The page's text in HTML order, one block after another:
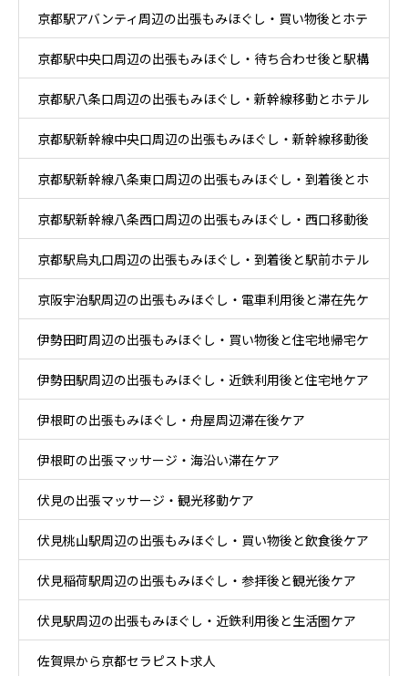
京都駅アバンティ周辺の出張もみほぐし・買い物後とホテ
ル休息ケア
京都駅中央口周辺の出張もみほぐし・待ち合わせ後と駅構
内移動ケア
京都駅八条口周辺の出張もみほぐし・新幹線移動とホテル
滞在ケア
京都駅新幹線中央口周辺の出張もみほぐし・新幹線移動後
と乗換ケア
京都駅新幹線八条東口周辺の出張もみほぐし・到着後とホ
テル休息ケア
京都駅新幹線八条西口周辺の出張もみほぐし・西口移動後
とホテル休息ケア
京都駅烏丸口周辺の出張もみほぐし・到着後と駅前ホテル
ケア
京阪宇治駅周辺の出張もみほぐし・電車利用後と滞在先ケ
ア
伊勢田町周辺の出張もみほぐし・買い物後と住宅地帰宅ケ
ア
伊勢田駅周辺の出張もみほぐし・近鉄利用後と住宅地ケア
伊根町の出張もみほぐし・舟屋周辺滞在後ケア
伊根町の出張マッサージ・海沿い滞在ケア
伏見の出張マッサージ・観光移動ケア
伏見桃山駅周辺の出張もみほぐし・買い物後と飲食後ケア
伏見稲荷駅周辺の出張もみほぐし・参拝後と観光後ケア
伏見駅周辺の出張もみほぐし・近鉄利用後と生活圏ケア
佐賀県から京都セラピスト求人